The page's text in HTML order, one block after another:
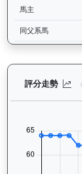
馬主
同父系馬
評分走勢